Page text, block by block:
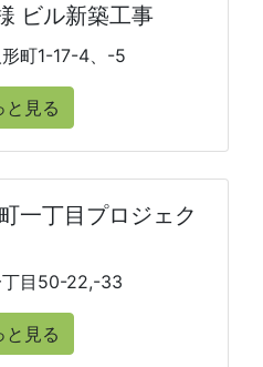
ビル新築工事
町1-17-4、-5
と見る
一丁目プロジェク
丁目50-22,-33
と見る